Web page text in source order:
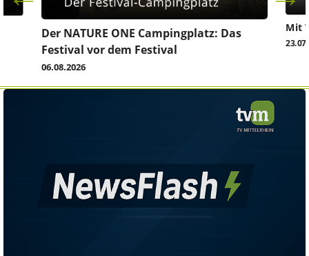
Der NATURE ONE Campingplatz: Das
Festival vor dem Festival
06.08.2026
Mit